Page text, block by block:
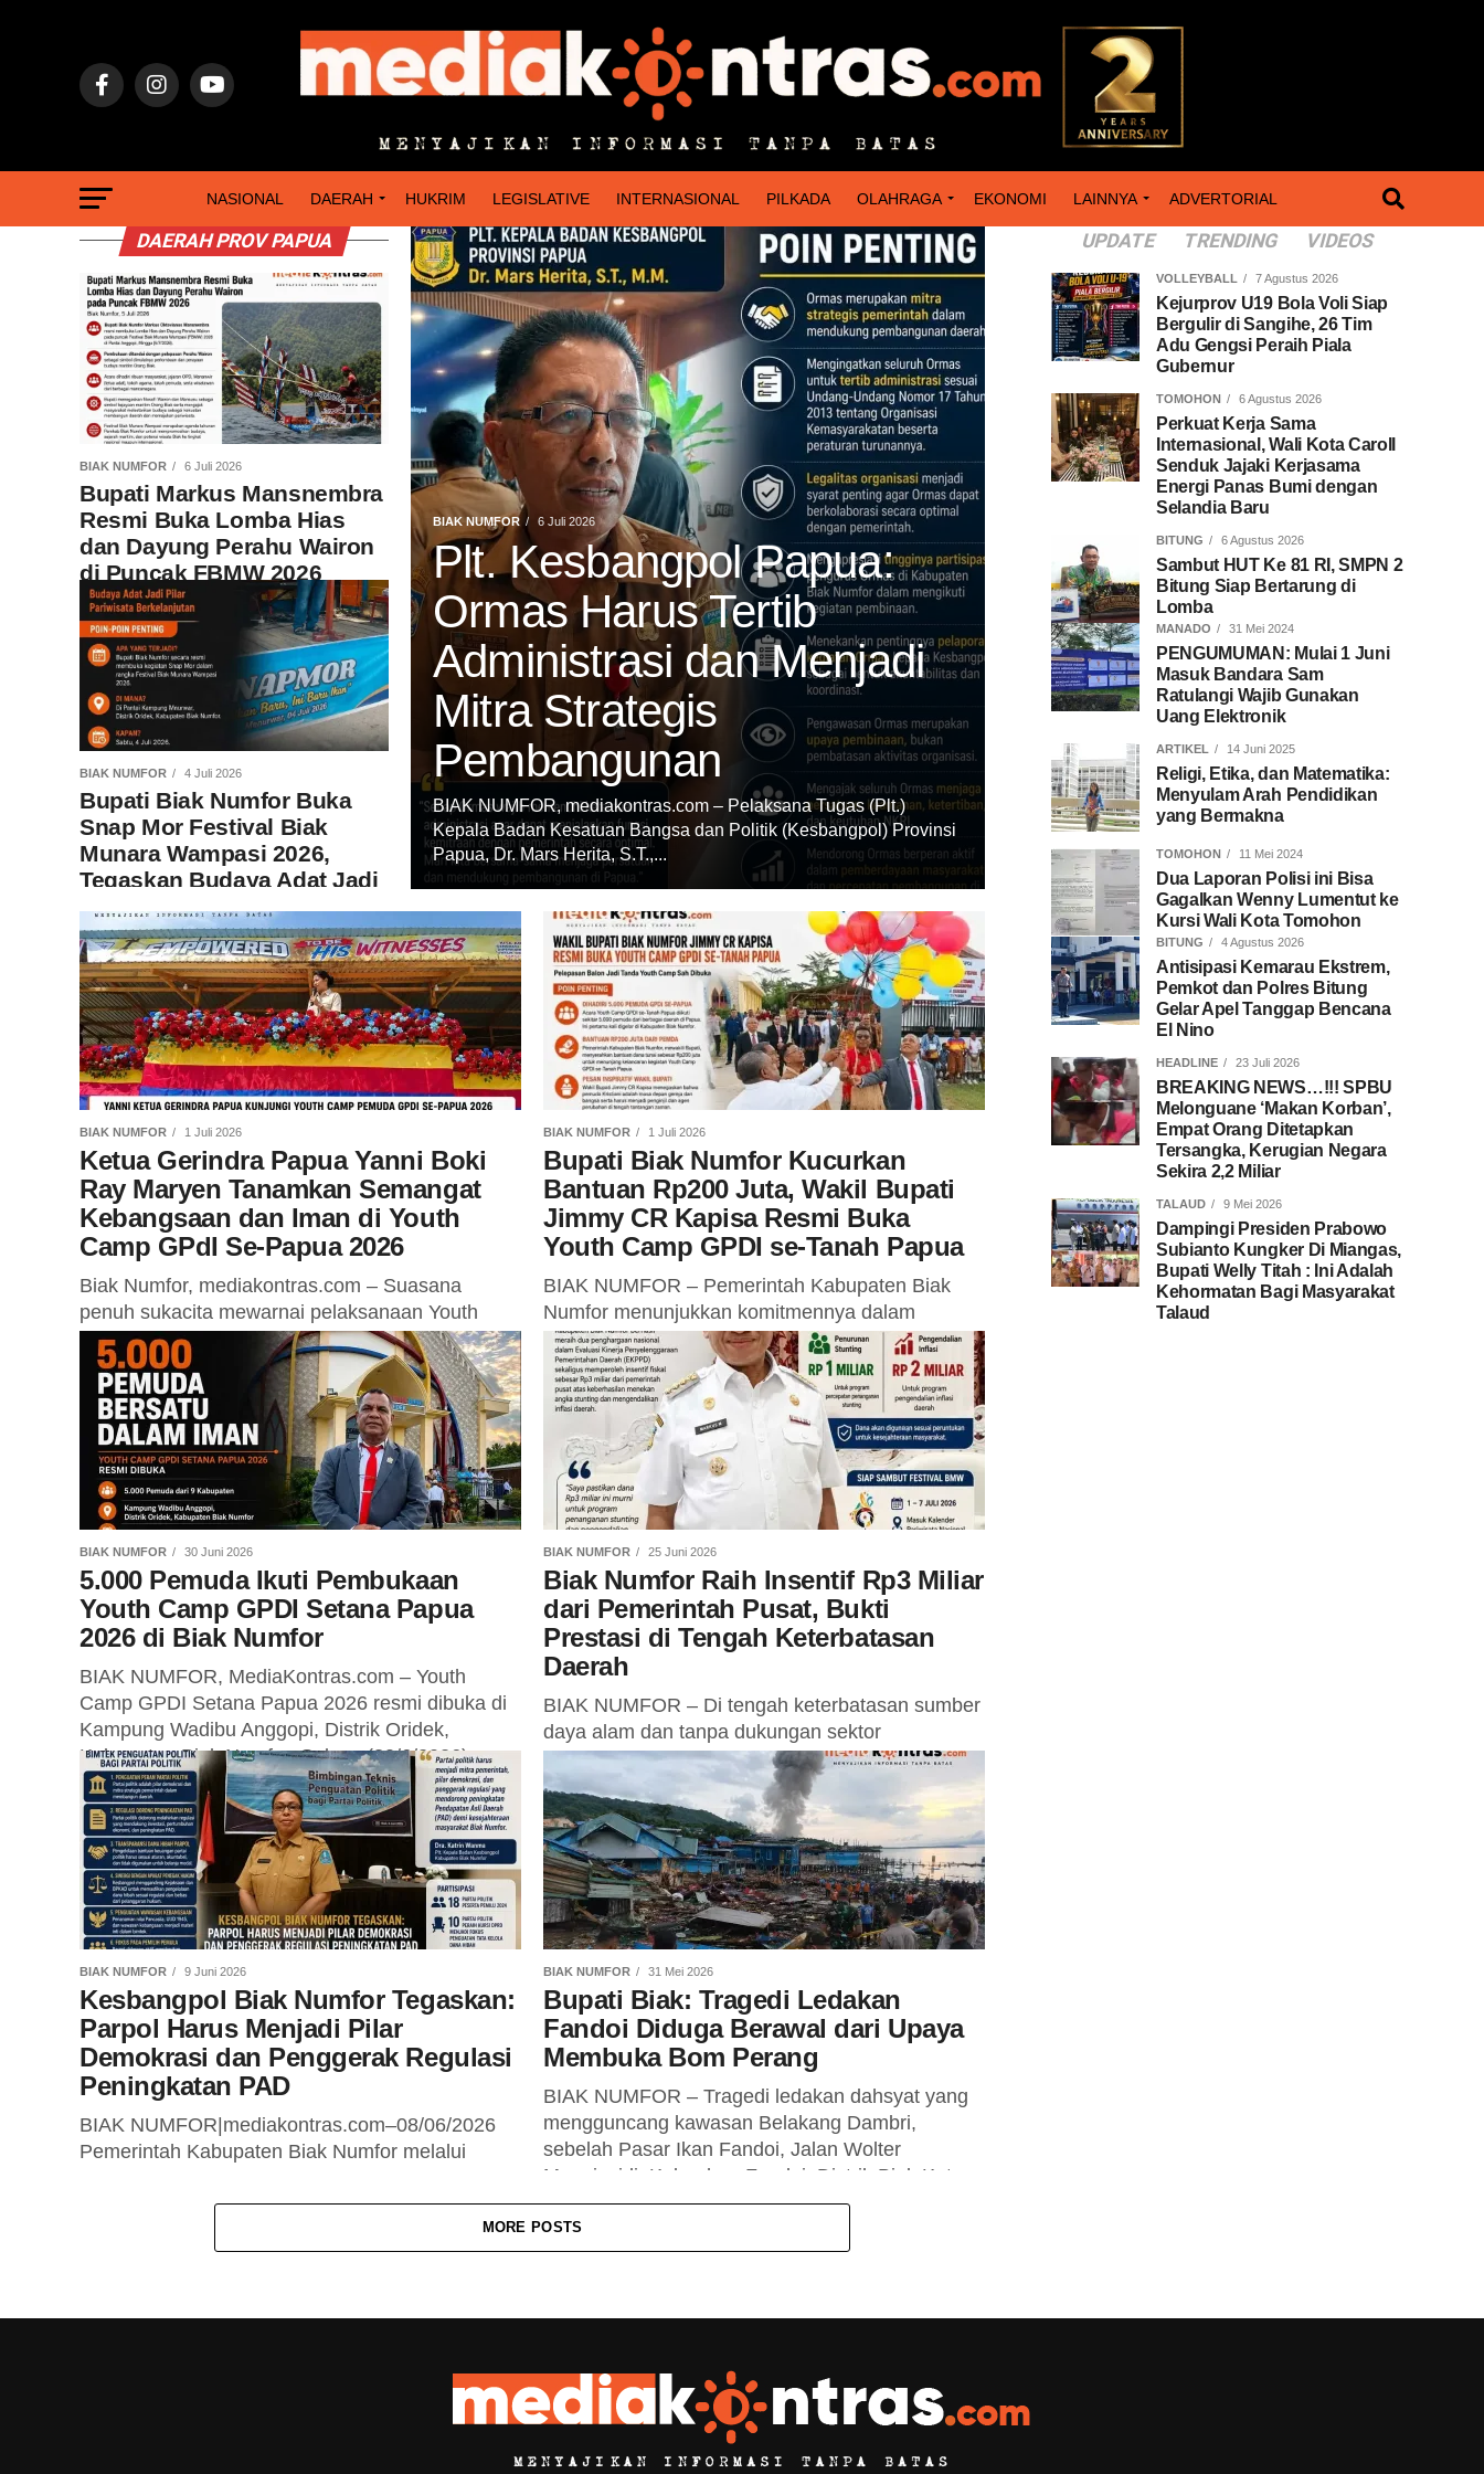
NASIONAL DAERAH HUKRIM LEGISLATIVE INTERNASIONAL PILKADA OLAHRAGA EKONOMI LAINNYA ADVERTORIAL
BIAK NUMFOR 6 Juli 2026
Plt. Kesbangpol Papua:
Ormas Harus Tertib
Administrasi dan Menjadi
Mitra Strategis
Pembangunan
BIAK NUMFOR, mediakontras.com – Pelaksana Tugas (Plt.)
Kepala Badan Kesatuan Bangsa dan Politik (Kesbangpol) Provinsi
Papua, Dr. Mars Herita, S.T.,...
DAERAH PROV PAPUA
BIAK NUMFOR 6 Juli 2026
Bupati Markus Mansnembra
Resmi Buka Lomba Hias
dan Dayung Perahu Wairon
di Puncak FBMW 2026
BIAK NUMFOR 4 Juli 2026
Bupati Biak Numfor Buka
Snap Mor Festival Biak
Munara Wampasi 2026,
Tegaskan Budaya Adat Jadi
Pilar Pariwisata
Berkelanjutan
BIAK NUMFOR 1 Juli 2026
Ketua Gerindra Papua Yanni Boki
Ray Maryen Tanamkan Semangat
Kebangsaan dan Iman di Youth
Camp GPdI Se-Papua 2026
Biak Numfor, mediakontras.com – Suasana
penuh sukacita mewarnai pelaksanaan Youth
Camp Pemuda GPdI Se-Tanah Papua 2026 di
Gereja GPdI Yerusalem Baru Anggopi, Kampung
Wadibu Anggopi, Distrik...
BIAK NUMFOR 1 Juli 2026
Bupati Biak Numfor Kucurkan
Bantuan Rp200 Juta, Wakil Bupati
Jimmy CR Kapisa Resmi Buka
Youth Camp GPDI se-Tanah Papua
BIAK NUMFOR – Pemerintah Kabupaten Biak
Numfor menunjukkan komitmennya dalam
mendukung pembinaan generasi muda gereja
dengan mengucurkan bantuan sebesar Rp200
juta pada pembukaan Youth Camp GPDI...
BIAK NUMFOR 30 Juni 2026
5.000 Pemuda Ikuti Pembukaan
Youth Camp GPDI Setana Papua
2026 di Biak Numfor
BIAK NUMFOR, MediaKontras.com – Youth
Camp GPDI Setana Papua 2026 resmi dibuka di
Kampung Wadibu Anggopi, Distrik Oridek,
Kabupaten Biak Numfor, Selasa (30/6/2026).
Kegiatan yang diikuti...
BIAK NUMFOR 25 Juni 2026
Biak Numfor Raih Insentif Rp3 Miliar
dari Pemerintah Pusat, Bukti
Prestasi di Tengah Keterbatasan
Daerah
BIAK NUMFOR – Di tengah keterbatasan sumber
daya alam dan tanpa dukungan sektor
pertambangan besar seperti sejumlah daerah lain
di Papua, Kabupaten Biak Numfor berhasil
mengukir...
BIAK NUMFOR 9 Juni 2026
Kesbangpol Biak Numfor Tegaskan:
Parpol Harus Menjadi Pilar
Demokrasi dan Penggerak Regulasi
Peningkatan PAD
BIAK NUMFOR|mediakontras.com–08/06/2026
Pemerintah Kabupaten Biak Numfor melalui
menegaskan bahwa partai politik tidak hanya
BIAK NUMFOR 31 Mei 2026
Bupati Biak: Tragedi Ledakan
Fandoi Diduga Berawal dari Upaya
Membuka Bom Perang
BIAK NUMFOR – Tragedi ledakan dahsyat yang
mengguncang kawasan Belakang Dambri,
sebelah Pasar Ikan Fandoi, Jalan Wolter
Monginsidi, Kelurahan Fandoi, Distrik Biak Kota,
Minggu (31/5/2026) pukul...
MORE POSTS
UPDATE TRENDING VIDEOS
VOLLEYBALL 7 Agustus 2026
Kejurprov U19 Bola Voli Siap
Bergulir di Sangihe, 26 Tim
Adu Gengsi Peraih Piala
Gubernur
TOMOHON 6 Agustus 2026
Perkuat Kerja Sama
Internasional, Wali Kota Caroll
Senduk Jajaki Kerjasama
Energi Panas Bumi dengan
Selandia Baru
BITUNG 6 Agustus 2026
Sambut HUT Ke 81 RI, SMPN 2
Bitung Siap Bertarung di
Lomba
MANADO 31 Mei 2024
PENGUMUMAN: Mulai 1 Juni
Masuk Bandara Sam
Ratulangi Wajib Gunakan
Uang Elektronik
ARTIKEL 14 Juni 2025
Religi, Etika, dan Matematika:
Menyulam Arah Pendidikan
yang Bermakna
TOMOHON 11 Mei 2024
Dua Laporan Polisi ini Bisa
Gagalkan Wenny Lumentut ke
Kursi Wali Kota Tomohon
BITUNG 4 Agustus 2026
Antisipasi Kemarau Ekstrem,
Pemkot dan Polres Bitung
Gelar Apel Tanggap Bencana
El Nino
HEADLINE 23 Juli 2026
BREAKING NEWS…!!! SPBU
Melonguane ‘Makan Korban’,
Empat Orang Ditetapkan
Tersangka, Kerugian Negara
Sekira 2,2 Miliar
TALAUD 9 Mei 2026
Dampingi Presiden Prabowo
Subianto Kungker Di Miangas,
Bupati Welly Titah : Ini Adalah
Kehormatan Bagi Masyarakat
Talaud